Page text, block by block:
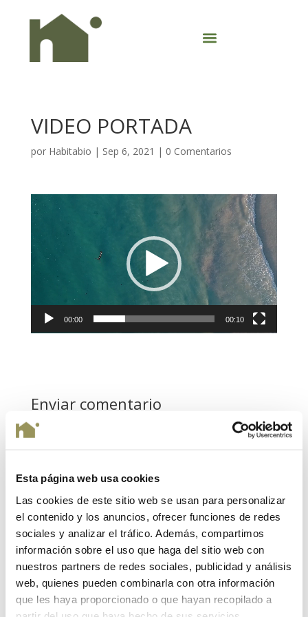
Esta página web usa cookies
Las cookies de este sitio web se usan para personalizar
el contenido y los anuncios, ofrecer funciones de redes
sociales y analizar el tráfico. Además, compartimos
información sobre el uso que haga del sitio web con
nuestros partners de redes sociales, publicidad y análisis
web, quienes pueden combinarla con otra información
que les haya proporcionado o que hayan recopilado a
VIDEO PORTADA
por Habitabio | Sep 6, 2021 | 0 Comentarios
Reproductor
de
vídeo
00:00 00:10
Enviar comentario
Tu dirección de correo electrónico no será publicada.
Los campos obligatorios están marcados con